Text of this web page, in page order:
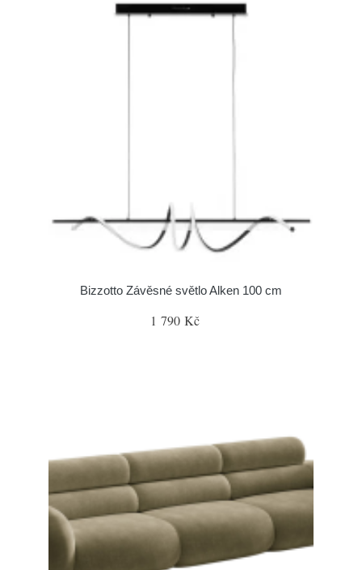
Bizzotto Závěsné světlo Alken 100 cm
1 790 Kč